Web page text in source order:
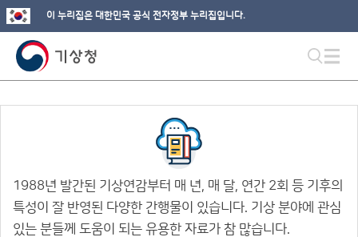
이 누리집은 대한민국 공식 전자정부 누리집입니다.
1988년 발간된 기상연감부터 매 년, 매 달, 연간 2회 등 기후의
특성이 잘 반영된 다양한 간행물이 있습니다. 기상 분야에 관심
있는 분들께 도움이 되는 유용한 자료가 참 많습니다.